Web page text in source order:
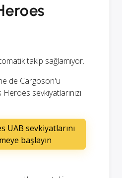
takip sağlamıyor.
de Cargoson'u
sevkiyatlarınızı
UAB sevkiyatlarını
başlayın